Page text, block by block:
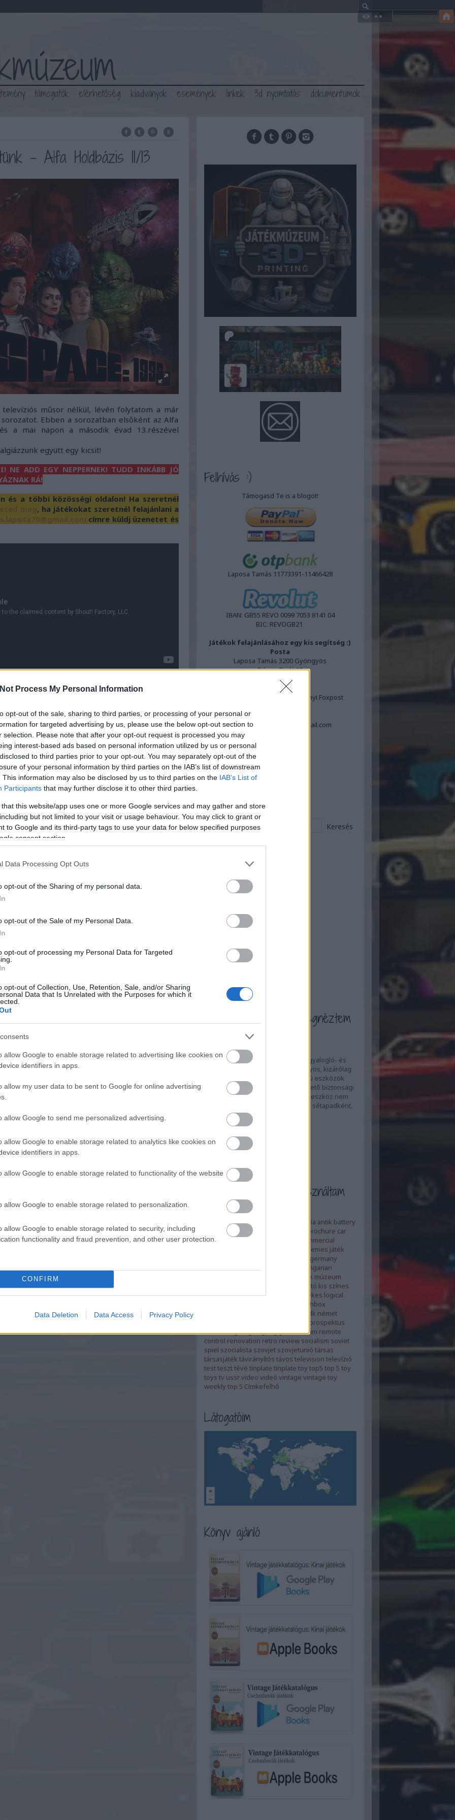
Process My Personal Information
opt-out of the sale, sharing to third parties, or processing of your personal or
for targeted advertising by us, please use the below opt-out section to
selection. Please note that after your opt-out request is processed you may
interest-based ads based on personal information utilized by us or personal
to third parties prior to your opt-out. You may separately opt-out of the
of your personal information by third parties on the IAB’s list of downstream
This information may also be disclosed by us to third parties on the IAB’s List of
Participants that may further disclose it to other third parties.
that this website/app uses one or more Google services and may gather and store
but not limited to your visit or usage behaviour. You may click to grant or
to Google and its third-party tags to use your data for below specified purposes
consent section.
Data Processing Opt Outs
opt-out of the Sharing of my personal data.
opt-out of the Sale of my Personal Data.
opt-out of processing my Personal Data for Targeted
opt-out of Collection, Use, Retention, Sale, and/or Sharing
Data that Is Unrelated with the Purposes for which it
allow Google to enable storage related to advertising like cookies on
identifiers in apps.
allow my user data to be sent to Google for online advertising
allow Google to send me personalized advertising.
allow Google to enable storage related to analytics like cookies on
identifiers in apps.
allow Google to enable storage related to functionality of the website
allow Google to enable storage related to personalization.
allow Google to enable storage related to security, including
functionality and fraud prevention, and other user protection.
CONFIRM
Data Deletion Data Access Privacy Policy
támogatók elérhetőség kiadványok események linkek 3d nyomtatás dokumentumok
- Alfa Holdbázis II/13
műsor nélkül, lévén folytatom a már
Ebben a sorozatban elsőként az Alfa
a mai napon a második évad 13.részével
együtt egy kicsit!
NE ADD EGY NEPPERNEK! TUDD INKÁBB JÓ
RÁ!
és a többi közösségi oldalon! Ha szeretnél
, ha játékokat szeretnél felajánlani a
címre küldj üzenetet és
régi televízió antik series tv sorozat régiség
tv
holdbázis
space1999
Szólj hozzá!
id/19128407
felhasználói tartalomnak minősülnek, értük a
nem ellenőrzi. Kifogás esetén forduljon a blog szerkesztőjéhez.
Belépés Facebookkal
Felhívás :)
Támogasd Te is a blogot!
Laposa Tamás 11773391-11466428
IBAN: GB55 REVO 0099 7053 8141 04
BIC: REVOGB21
Játékok felajánlásához egy kis segítség :)
Posta
Laposa Tamás 3200 Gyöngyös
Dózsa Gy.út 12
FoxPost
Laposa Tamás
Gyöngyös és Hatvan valamennyi Foxpost
Tel: 06-30-534-4311
Email: tamas.laposa70@gmail.com
Facebook oldaldoboz
Keresgélés :)
Eddig ez történt itt :)
2026 augusztus
2026 július
(9
2026 június(12)
2026 április(17)
2026 március
13
2025 december
2025 november
...
Ezt a blogot én is megnéztem
Akluer 480L-B gyaloglópad teszt
Az Akluer 480L-B egy olyan hibrid gyalogló- és
futópad, amely szakít a hagyományos, kizárólag
sétálásra alkalmas lapos kialakítású eszközök
korlátaival. A felhajtható és rögzíthető biztonsági
kapaszkodónak köszönhetően az eszköz nem
csupán egy asztal alá csúsztatható sétapadként,
hanem akár 12…
fontecone.blog.hu
Ezeket a cimkéket használtam
advertising anglia antik battery
bemutató blog tv brochure car
cataloguecccp
commercial
elemes játék
germany
hungarian
játék múzeum
kisautó kis színes
lemezárugyárlemezjáték lendkerekes logical
Matchbox
ndk német
prospektus
rebuildrégirégiségrégi játékreklám remote
control renovation retro review socialism soviet
spiel szocialista szovjet szovjetunió társas
társasjáték távirányítós távos television televízió
testteszttévé tinplate tinplate toy top5 top 5 toy
toys tv ussrvideo videó vintage vintage toy
weekly top 5 Címkefelhő
Látogatóim
Könyv ajánló